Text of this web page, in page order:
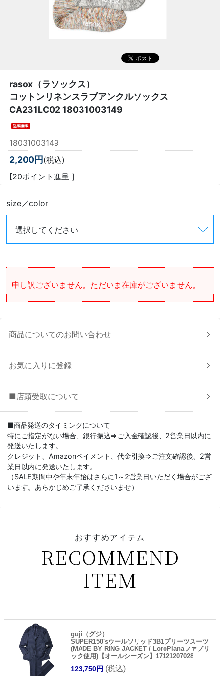
rasox（ラソックス）
コットンリネンスラブアンクルソックス
CA231LC02 18031003149
18031003149
2,200円(税込)
[20ポイント進呈 ]
size／color
申し訳ございません。ただいま在庫がございません。
商品についてのお問い合わせ
お気に入りに登録
■店頭受取について
■商品発送のタイミングについて
特にご指定がない場合、銀行振込⇒ご入金確認後、2営業日以内に
発送いたします。
クレジット、Amazonペイメント、代金引換⇒ご注文確認後、2営
業日以内に発送いたします。
（SALE期間中や年末年始はさらに1～2営業日いただく場合がござ
います。あらかじめご了承くださいませ）
おすすめアイテム
RECOMMEND
ITEM
guji（グジ）
SUPER150'sウールソリッド3B1プリーツスーツ
(MADE BY RING JACKET / LoroPianaファブリ
ック使用)【オールシーズン】17121207028
123,750円 (税込)